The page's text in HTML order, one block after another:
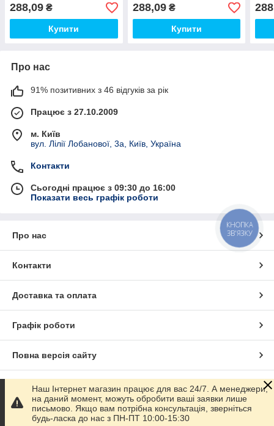
попелястий колір
288,09 ₴
Купити
королівський синій Розмір
S
288,09₴
Купити
М
Про нас
91% позитивних з 46 відгуків за рік
Працює з 27.10.2009
м. Київ
вул. Лілії Лобанової, 3а, Київ, Україна
Контакти
Сьогодні працює з 09:30 до 16:00
Показати весь графік роботи
Про нас
Контакти
Доставка та оплата
Графік роботи
Повна версія сайту
Сайт створено на маркетплейсі
Політика конфіденційності
Наш Інтернет магазин працює для вас 24/7. А менеджери,
на даний момент, можуть обробити ваші заявки лише
письмово. Якщо вам потрібна консультація, зверніться
будь-ласка до нас з ПН-ПТ 10:00-15:30
КНОПКА
ЗВ'ЯЗКУ